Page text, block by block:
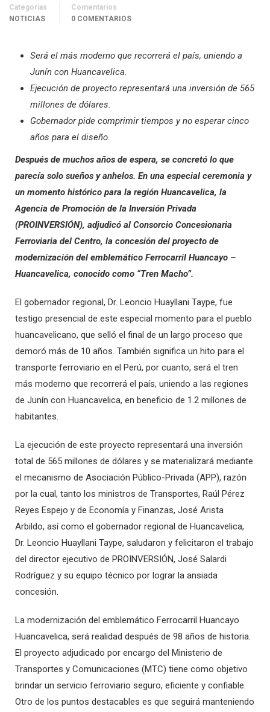
Categorías
NOTICIAS
Comentarios
0 COMENTARIOS
Será el más moderno que recorrerá el país, uniendo a
Junín con Huancavelica.
Ejecución de proyecto representará una inversión de 565
millones de dólares.
Gobernador pide comprimir tiempos y no esperar cinco
años para el diseño.
Después de muchos años de espera, se concretó lo que
parecía solo sueños y anhelos. En una especial ceremonia y
un momento histórico para la región Huancavelica, la
Agencia de Promoción de la Inversión Privada
(PROINVERSIÓN), adjudicó al Consorcio Concesionaria
Ferroviaria del Centro, la concesión del proyecto de
modernización del emblemático Ferrocarril Huancayo –
Huancavelica, conocido como “Tren Macho”.
El gobernador regional, Dr. Leoncio Huayllani Taype, fue
testigo presencial de este especial momento para el pueblo
huancavelicano, que selló el final de un largo proceso que
demoró más de 10 años. También significa un hito para el
transporte ferroviario en el Perú, por cuanto, será el tren
más moderno que recorrerá el país, uniendo a las regiones
de Junín con Huancavelica, en beneficio de 1.2 millones de
habitantes.
La ejecución de este proyecto representará una inversión
total de 565 millones de dólares y se materializará mediante
el mecanismo de Asociación Público-Privada (APP), razón
por la cual, tanto los ministros de Transportes, Raúl Pérez
Reyes Espejo y de Economía y Finanzas, José Arista
Arbildo, así como el gobernador regional de Huancavelica,
Dr. Leoncio Huayllani Taype, saludaron y felicitaron el trabajo
del director ejecutivo de PROINVERSIÓN, José Salardi
Rodríguez y su equipo técnico por lograr la ansiada
concesión.
La modernización del emblemático Ferrocarril Huancayo
Huancavelica, será realidad después de 98 años de historia.
El proyecto adjudicado por encargo del Ministerio de
Transportes y Comunicaciones (MTC) tiene como objetivo
brindar un servicio ferroviario seguro, eficiente y confiable.
Otro de los puntos destacables es que seguirá manteniendo